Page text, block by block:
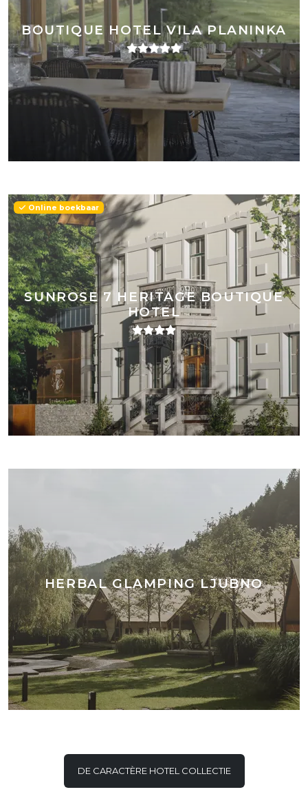
BOUTIQUE HOTEL VILA PLANINKA
SUNROSE 7 HERITAGE BOUTIQUE
HOTEL
Online boekbaar
HERBAL GLAMPING LJUBNO
DE CARACTÈRE HOTEL COLLECTIE